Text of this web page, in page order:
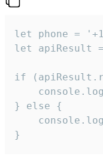
let phone =
let apiResult
if
} else {
}